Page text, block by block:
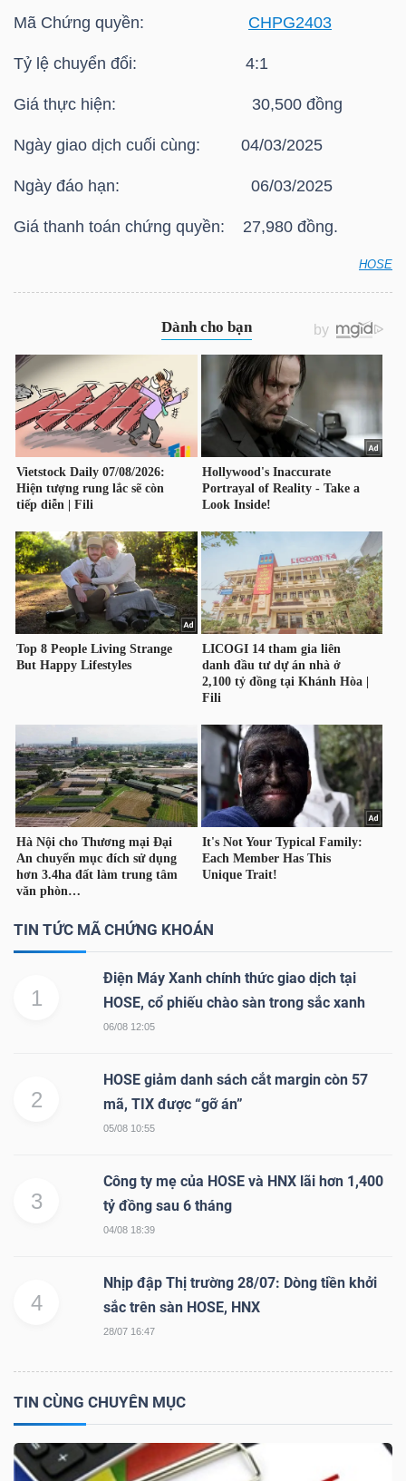
Mã Chứng quyền: CHPG2403
Tỷ lệ chuyển đổi: 4:1
Giá thực hiện: 30,500 đồng
Ngày giao dịch cuối cùng: 04/03/2025
Ngày đáo hạn: 06/03/2025
Giá thanh toán chứng quyền: 27,980 đồng.
HOSE
TIN TỨC MÃ CHỨNG KHOÁN
1
Điện Máy Xanh chính thức giao dịch tại
HOSE, cổ phiếu chào sàn trong sắc xanh
06/08 12:05
2
HOSE giảm danh sách cắt margin còn 57
mã, TIX được “gỡ án”
05/08 10:55
3
Công ty mẹ của HOSE và HNX lãi hơn 1,400
tỷ đồng sau 6 tháng
04/08 18:39
4
Nhịp đập Thị trường 28/07: Dòng tiền khởi
sắc trên sàn HOSE, HNX
28/07 16:47
TIN CÙNG CHUYÊN MỤC
HÓA
KINH
GIỚI
ĐÔNG
DƯƠNG
TÀI
CHÍNH
CÁ
NHÂN
TÍCH
VIETSTOCKFINANCE
VĨ
NGÀNH
NGHIỆP
PHIẾU
PHÁI
TRÁI
PHIẾU